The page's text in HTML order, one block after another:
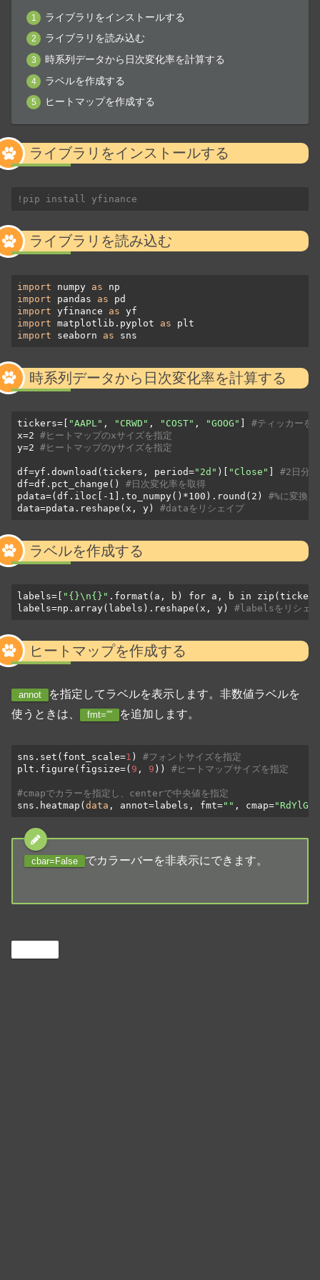
ライブラリをインストールする
ライブラリを読み込む
時系列データから日次変化率を計算する
ラベルを作成する
ヒートマップを作成する
ライブラリをインストールする
!pip install yfinance
ライブラリを読み込む
import numpy as
import pandas as
import yfinance as
import matplotlib.pyplot as
import seaborn as sns
時系列データから日次変化率を計算する
tickers=[ "AAPL" , "CRWD" , "COST" , "GOOG"
#ティッカーを
x=2 #ヒートマップのxサイズを指定
y=2 #ヒートマップのyサイズを指定
df=yf.download(tickers, period="2d" )[ "Close"
#2日分
df=df.pct_change() #日次変化率を取得
pdata=(df.iloc[-1].to_numpy()*100).round(2) #%に変換
data=pdata.reshape(x, y) #dataをリシェイプ
ラベルを作成する
labels=[ "{}\n{}" .format(a, b) for a, b in
labels=np.array(labels).reshape(x, y) #labelsをリシェ
ヒートマップを作成する
annot
を指定してラベルを表示します。非数値ラベルを
使うときは、
fmt=”” を追加します。
sns.set(font_scale=1 ) #フォントサイズを指定
plt.figure(figsize=( 9 , 9 )) #ヒートマップサイズを指定
#cmapでカラーを指定し、centerで中央値を指定
sns.heatmap( data , annot=labels, fmt="" , cmap="RdYlGn"
cbar=False でカラーバーを非表示にできます。